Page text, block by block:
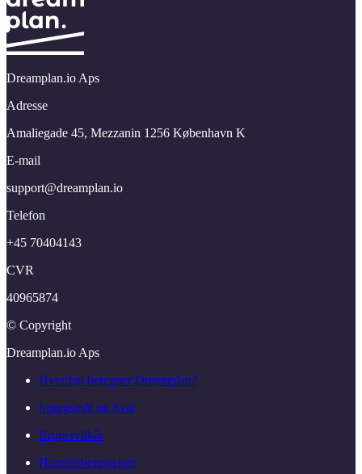
Dreamplan.io Aps
Adresse
Amaliegade 45,​ Mezzanin 1256 København K
E-mail
support@​dreamplan.​io
Telefon
+45 70404143
CVR
40965874
© Copyright
Dreamplan.​io Aps
Hvordan beregner Dreamplan?
Spørgsmål og Svar
Brugervilkår
Handelsbetingelser